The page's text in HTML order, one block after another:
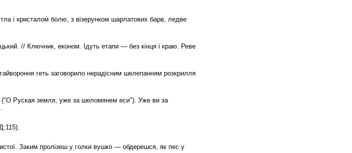
і кристалом болю, з візерунком шарлатових барв, ледве
// Ключник, економ. Ідуть етапи — без кінця і краю. Реве
геть заговорило нерадісним шелепанням розкрилля
("О Руская земля, уже за шеломянем еси"). Уже ви за
Заким пролізеш у голки вушко — обдерешся, як пес у